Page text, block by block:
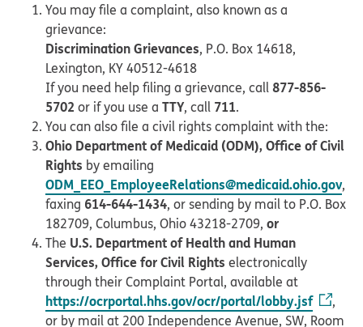
You may file a complaint, also known as a
grievance:
Discrimination Grievances, P.O. Box 14618,
Lexington, KY 40512-4618
If you need help filing a grievance, call877-856-
5702 or if you use a TTY, call 711.
You can also file a civil rights complaint with the:
Ohio Department of Medicaid (ODM), Office of Civil
Rights by emailing
ODM_EEO_EmployeeRelations@medicaid.ohio.gov,
faxing 614-644-1434, or sending by mail to P.O. Box
182709, Columbus, Ohio 43218-2709, or
The U.S. Department of Health and Human
Services, Office for Civil Rights electronically
through their Complaint Portal, available at
https://ocrportal.hhs.gov/ocr/portal/lobby.jsf
,
or by mail at 200 Independence Avenue, SW, Room